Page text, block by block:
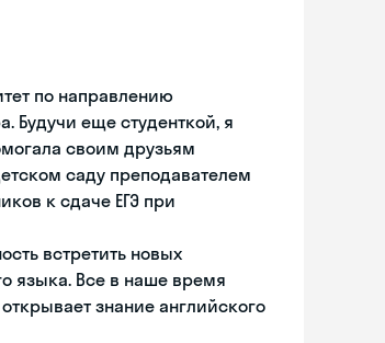
по направлению
Будучи еще студенткой, я
своим друзьям
саду преподавателем
к сдаче ЕГЭ при
встретить новых
языка. Все в наше время
знание английского